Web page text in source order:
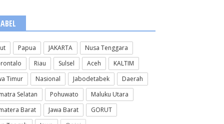
Papua JAKARTA
Nusa Tenggara
Riau Sulsel Aceh
KALTIM
Timur
Nasional Jabodetabek
Daerah
Selatan
Pohuwato
Maluku Utara
Barat
Jawa Barat
GORUT